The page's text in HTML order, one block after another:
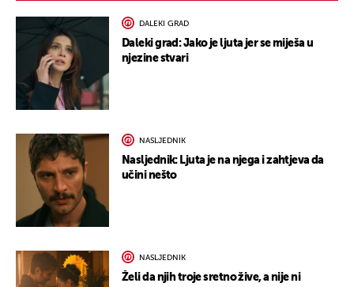
DALEKI GRAD
Daleki grad: Jako je ljuta jer se miješa u
njezine stvari
NASLJEDNIK
Nasljednik: Ljuta je na njega i zahtjeva da
učini nešto
NASLJEDNIK
Želi da njih troje sretno žive, a nije ni